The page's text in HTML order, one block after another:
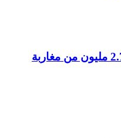
عملية مرحبا 2026.. أكثر من 2.74 مليون من مغاربة